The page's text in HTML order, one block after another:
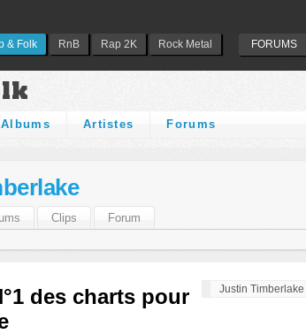
& Folk RnB Rap 2K Rock Metal FORUMS
Albums Artistes Forums
Clips Forum
Justin Timberlake
des charts pour